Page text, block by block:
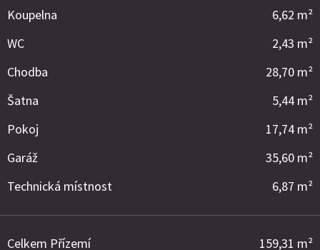
Koupelna
6,62 m²
WC
2,43 m²
Chodba
28,70 m²
Šatna
5,44 m²
Pokoj
17,74 m²
Garáž
35,60 m²
Technická místnost
6,87 m²
Celkem Přízemí 159,31 m²